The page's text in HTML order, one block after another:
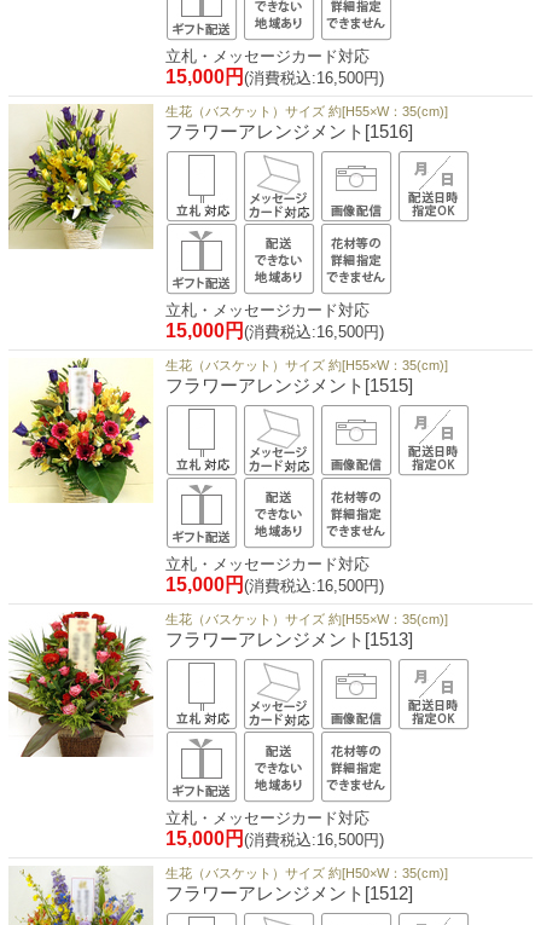
立札・メッセージカード対応
15,000円 (消費税込:16,500円)
生花（バスケット）サイズ 約[H55×W：35(cm)]
フラワーアレンジメント[1516]
立札・メッセージカード対応
15,000円 (消費税込:16,500円)
生花（バスケット）サイズ 約[H55×W：35(cm)]
フラワーアレンジメント[1515]
立札・メッセージカード対応
15,000円 (消費税込:16,500円)
生花（バスケット）サイズ 約[H55×W：35(cm)]
フラワーアレンジメント[1513]
立札・メッセージカード対応
15,000円 (消費税込:16,500円)
生花（バスケット）サイズ 約[H50×W：35(cm)]
フラワーアレンジメント[1512]